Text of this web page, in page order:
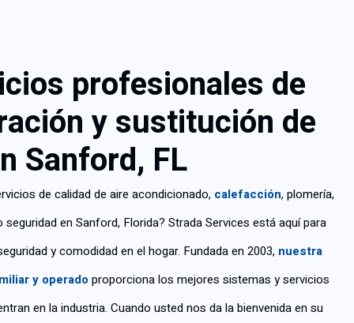
profesionales de
y sustitución de
Sanford, FL
de calidad de aire acondicionado, calefacción, plomería,
seguridad en Sanford, Florida? Strada Services está aquí para
y comodidad en el hogar. Fundada en 2003, nuestra
y operado proporciona los mejores sistemas y servicios
en la industria. Cuando usted nos da la bienvenida en su